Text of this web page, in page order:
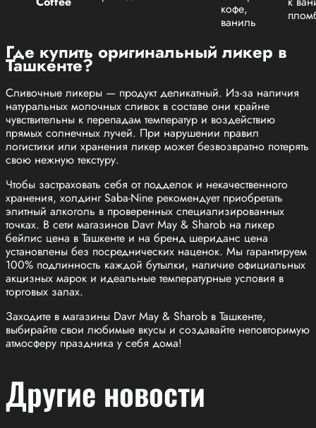
кофе,
ваниль
Где купить оригинальный ликер в
Ташкенте?
Сливочные ликеры — продукт деликатный. Из-за наличия
натуральных молочных сливок в составе они крайне
чувствительны к перепадам температур и воздействию
прямых солнечных лучей. При нарушении правил
логистики или хранения ликер может безвозвратно потерять
свою нежную текстуру.
Чтобы застраховать себя от подделок и некачественного
хранения, холдинг Saba-Nine рекомендует приобретать
элитный алкоголь в проверенных специализированных
точках. В сети магазинов Davr May & Sharob на ликер
бейлис цена в Ташкенте и на бренд шериданс цена
установлены без посреднических наценок. Мы гарантируем
100% подлинность каждой бутылки, наличие официальных
акцизных марок и идеальные температурные условия в
торговых залах.
Заходите в магазины Davr May & Sharob в Ташкенте,
выбирайте свои любимые вкусы и создавайте неповторимую
атмосферу праздника у себя дома!
Другие новости